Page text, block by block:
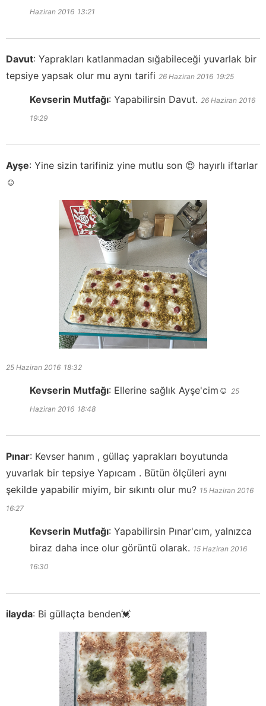
Haziran 2016 13:21
Davut: Yaprakları katlanmadan sığabileceği yuvarlak bir
tepsiye yapsak olur mu aynı tarifi 26 Haziran 2016 19:25
Kevserin Mutfağı: Yapabilirsin Davut. 26 Haziran 2016
19:29
Ayşe: Yine sizin tarifiniz yine mutlu son 😍 hayırlı iftarlar
☺️
25 Haziran 2016 18:32
Kevserin Mutfağı: Ellerine sağlık Ayşe'cim☺️ 25
Haziran 2016 18:48
Pınar: Kevser hanım , güllaç yaprakları boyutunda
yuvarlak bir tepsiye Yapıcam . Bütün ölçüleri aynı
şekilde yapabilir miyim, bir sıkıntı olur mu? 15 Haziran 2016
16:27
Kevserin Mutfağı: Yapabilirsin Pınar'cım, yalnızca
biraz daha ince olur görüntü olarak. 15 Haziran 2016
16:30
ilayda: Bi güllaçta benden💓